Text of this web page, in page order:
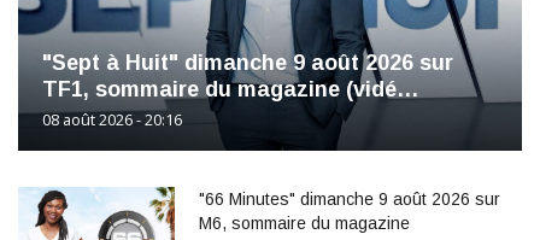
"Sept à Huit" dimanche 9 août 2026 sur
TF1, sommaire du magazine (vidé…
08 août 2026 - 20:16
"66 Minutes" dimanche 9 août 2026 sur
M6, sommaire du magazine